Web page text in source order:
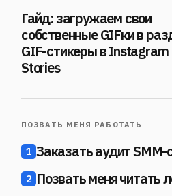
Гайд: загружаем свои
собственные GIFки в
GIF-стикеры в Instagram
Stories
ПОЗВАТЬ МЕНЯ РАБОТАТЬ
1 Заказать аудит SMM-
2 Позвать меня читать